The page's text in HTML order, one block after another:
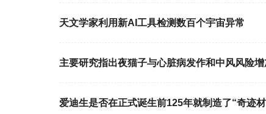
天文学家利用新AI工具检测数百个宇宙异常
主要研究指出夜猫子与心脏病发作和中风风险
爱迪生是否在正式诞生前125年就制造了“奇迹